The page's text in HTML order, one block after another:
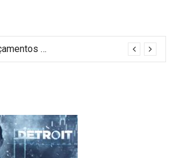
[Filmes] Lançamentos de agosto no Adrenalina Pura+ trazem ação e suspenseBastidores do Filme Filhos de Sangue e Osso Revelam a Magia de Orïsha